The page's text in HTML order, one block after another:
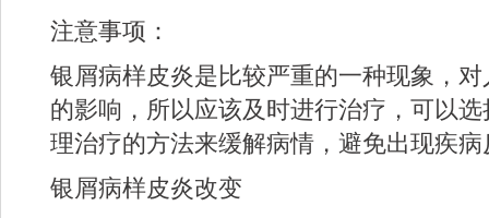
注意事项：
银屑病样皮炎是比较严重的一种现象，
的影响，所以应该及时进行治疗，可以
理治疗的方法来缓解病情，避免出现疾
银屑病样皮炎改变